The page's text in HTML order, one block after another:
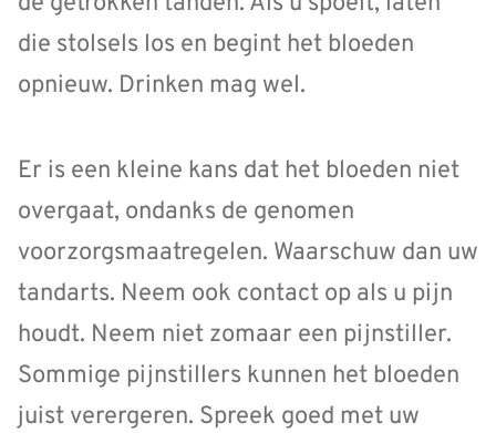
die stolsels los en begint het bloeden
opnieuw. Drinken mag wel.
Er is een kleine kans dat het bloeden niet
overgaat, ondanks de genomen
voorzorgsmaatregelen. Waarschuw dan uw
tandarts. Neem ook contact op als u pijn
houdt. Neem niet zomaar een pijnstiller.
Sommige pijnstillers kunnen het bloeden
juist verergeren. Spreek goed met uw